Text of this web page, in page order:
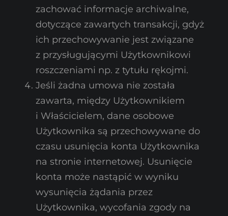
zachować informacje archiwalne,
dotyczące zawartych transakcji, gdyż
ich przechowywanie jest związane
z przysługującymi Użytkownikowi
roszczeniami np. z tytułu rękojmi.
Jeśli żadna umowa nie została
zawarta, między Użytkownikiem
i Właścicielem, dane osobowe
Użytkownika są przechowywane do
czasu usunięcia konta Użytkownika
na stronie internetowej. Usunięcie
konta może nastąpić w wyniku
wysunięcia żądania przez
Użytkownika, wycofania zgody na